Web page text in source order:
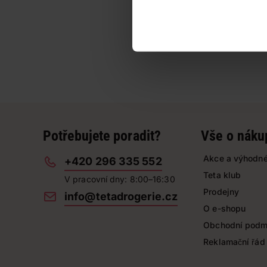
Potřebujete poradit?
+420 296 335 552
V pracovní dny: 8:00–16:30
info@tetadrogerie.cz
Vše o
Akce a
Teta klub
Prodejny
O e-shopu
Obchodní
Reklamační řád